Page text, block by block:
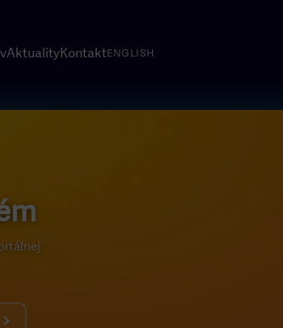
AktualityKontaktENGLISH